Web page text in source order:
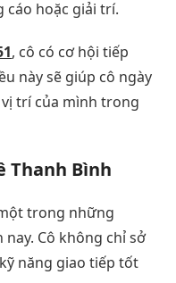
cáo hoặc giải trí.
, cô có cơ hội tiếp
này sẽ giúp cô ngày
trí của mình trong
Thanh Bình
trong những
Cô không chỉ sở
năng giao tiếp tốt